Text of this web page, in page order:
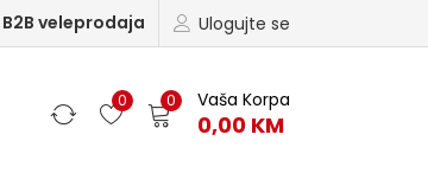
Ulogujte se
B2B veleprodaja
0 0 Vaša Korpa
0,00 KM